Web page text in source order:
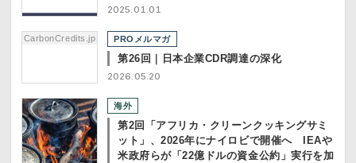
2025.01.01
CarbonCredits.jp PROメルマガ
第26回｜日本企業CDR調達の深化
2026.05.20
海外
第2回「アフリカ・クリーンクッキングサミ
ット」、2026年にナイロビで開催へ IEAや
米政府らが「22億ドルの資金公約」実行を加